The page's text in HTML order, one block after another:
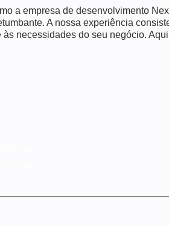
a empresa de desenvolvimento
A nossa experiência
às necessidades do seu negócio.